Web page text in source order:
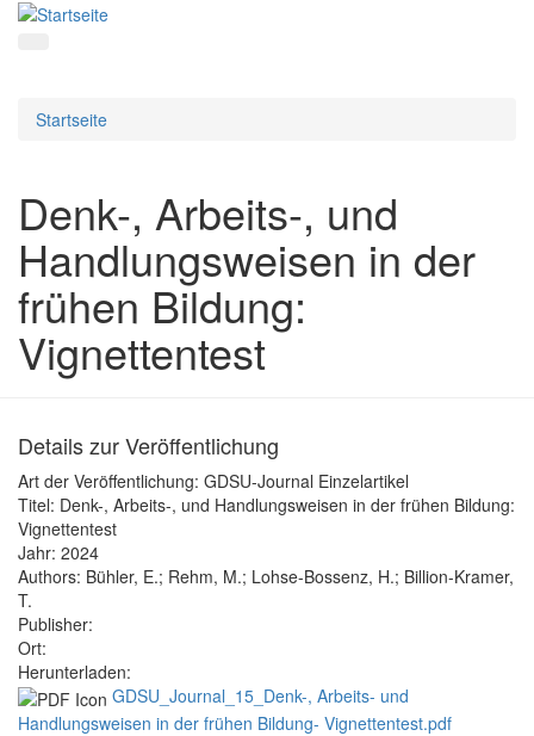
Startseite
Denk-, Arbeits-, und
Handlungsweisen in der
frühen Bildung:
Vignettentest
Details zur Veröffentlichung
Art der Veröffentlichung: GDSU-Journal Einzelartikel
Titel: Denk-, Arbeits-, und Handlungsweisen in der frühen Bildung:
Vignettentest
Jahr: 2024
Authors: Bühler, E.; Rehm, M.; Lohse-Bossenz, H.; Billion-Kramer,
T.
Publisher:
Ort:
Herunterladen:
GDSU_Journal_15_Denk-, Arbeits- und
Handlungsweisen in der frühen Bildung- Vignettentest.pdf